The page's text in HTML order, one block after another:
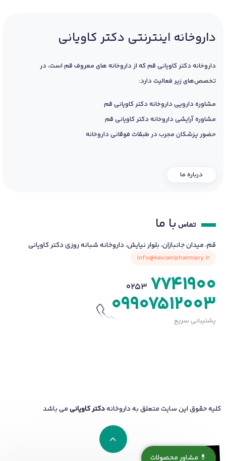
داروخانه اینترنتی دکتر کاویانی
داروخانه دکتر کاویانی قم که از داروخانه های معروف قم است، در
تخصص‌های زیر فعالیت دارد:
مشاوره دارویی داروخانه دکتر کاویانی قم
مشاوره آرایشی داروخانه دکتر کاویانی قم
حضور پزشکان مجرب در طبقات فوقانی داروخانه
درباره ما
تماس با ما
قم، میدان جانبازان، بلوار نیایش، داروخانه شبانه روزی دکتر کاویانی
info@kavianipharmacy.ir
0253 7741900
09907512003
پشتیبانی سریع
کلیه حقوق این سایت متعلق به داروخانهدکتر کاویانیمی باشد
💊 مشاور محصولات